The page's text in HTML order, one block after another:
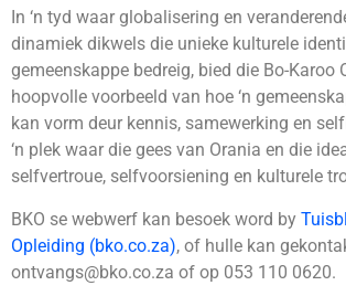
In ‘n tyd waar globalisering en
dinamiek dikwels die unieke kulturele
gemeenskappe bedreig, bied die Bo-Karoo
hoopvolle voorbeeld van hoe ‘n
kan vorm deur kennis, samewerking en
‘n plek waar die gees van Orania en die
selfvertroue, selfvoorsiening en kulturele
BKO se webwerf kan besoek word by
Opleiding (bko.co.za), of hulle kan
ontvangs@bko.co.za of op 053 110 0620.